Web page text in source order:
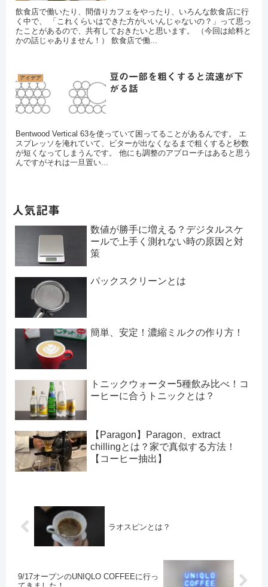
飲食店で働いたり、間借りカフェをやったり、いろんな飲食店に行
く中で、 「これくらいはできた方がいいんじゃないの？」って思っ
たことがあるので、共有しておきたいと思います。 （今回は給料と
かの話じゃありません！） 飲食店で働...
アイデア
豆の一部を粗くすると流速が下
がる話
Bentwood Vertical 63を使っていて困ってることがあるんです。 エ
スプレッソを淹れていて、ビターが出なくなるまで粗くすると秒数
が短くなってしまうんです。 他にも調整のアプローチはあると思う
んですがそれは一旦置い...
人気記事
数値が勝手に増える？デジタルスケ
ールで上手く測れない時の原因と対
策
パックスクリーンとは
簡単、安定！濃縮ミルクの作り方！
トニックウォーター5種飲み比べ！コ
ーヒーに合うトニックとは？
【Paragon】Paragon、extract
chillingとは？家で真似する方法！
【コーヒー抽出】
ラオスピンとは？
9/17オープンのUNIQLO COFFEEに行っ